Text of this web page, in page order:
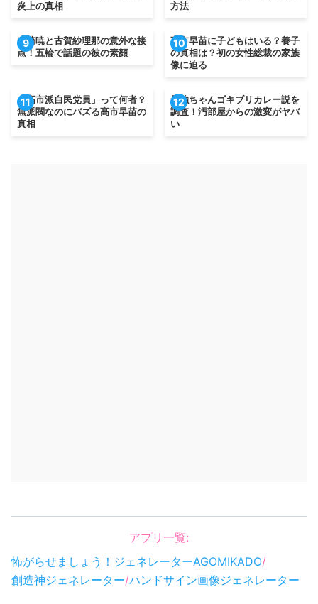
炎上の真相
方法
9
赤崎暁と古賀紗理那の意外な接
点！五輪で話題の彼の素顔
10
高市早苗に子どもはいる？養子
の真相は？初の女性総裁の家族
像に迫る
11
「高市派自民党員」って何者？
無派閥なのにバズる高市早苗の
真相
12
最強ちゃんゴキブリカレー説を
調査！汚部屋からの激変がヤバ
い
アプリ一覧:
怖がらせましょう！ジェネレーターAGOMIKADO/
創造神ジェネレーター/ハンドサイン画像ジェネレーター